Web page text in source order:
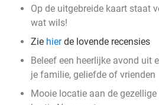
Op de uitgebreide kaart staat
wat wils!
Zie hierde lovende recensies
Beleef een heerlijke avond uit
je familie, geliefde of vrienden
Mooie locatie aan de